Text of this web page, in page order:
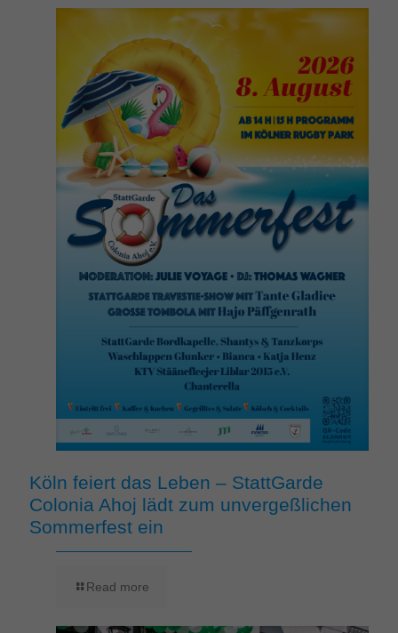
Köln feiert das Leben – StattGarde
Colonia Ahoj lädt zum unvergeßlichen
Sommerfest ein
Read more